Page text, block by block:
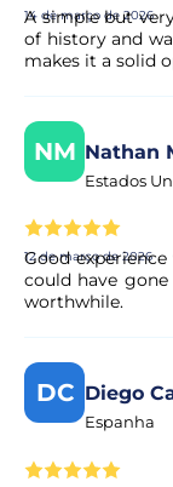
O
Sim. Todos os
garantindo
financeiros.
14 de março de 2026
A simple but
of history and
makes it a solid
NM Nathan
Estados
12 de março de 2026
Good
could have
worthwhile.
DC Diego
Espanha